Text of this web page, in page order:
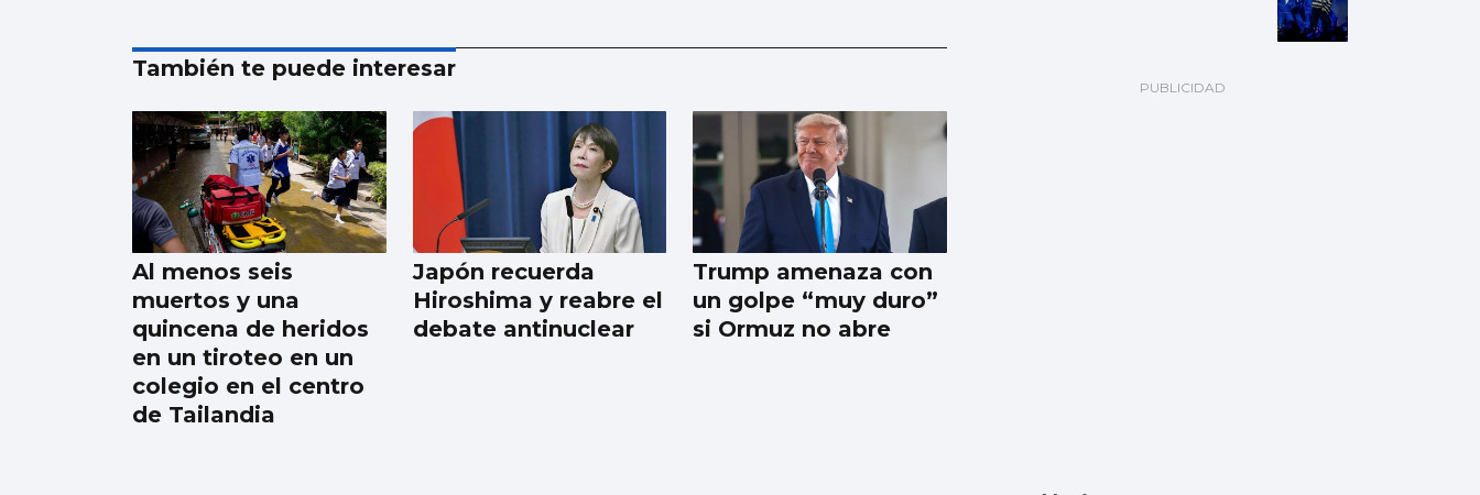
También te puede interesar
Al menos seis
muertos y una
quincena de heridos
en un tiroteo en un
colegio en el centro
de Tailandia
Japón recuerda
Hiroshima y reabre el
debate antinuclear
Trump amenaza con
un golpe “muy duro”
si Ormuz no abre